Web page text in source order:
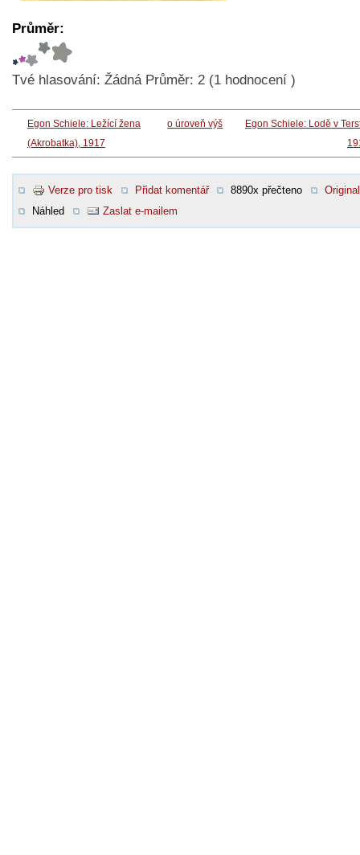
Průměr:
Tvé hlasování: Žádná Průměr: 2 (1 hodnocení )
Egon Schiele: Ležící žena
(Akrobatka), 1917
o úroveň výš
Egon Schiele: Lodě v
Verze pro tisk Přidat komentář 8890x přečteno
Original
Náhled
Zaslat e-mailem